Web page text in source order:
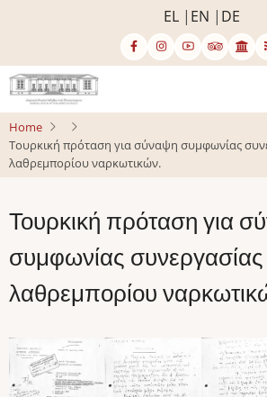
content
EL EN DE
Home
Τουρκική πρόταση για σύναψη συμφωνίας
λαθρεμπορίου ναρκωτικών.
Τουρκική πρόταση για
συμφωνίας συνεργασίας
λαθρεμπορίου
Image Image Image